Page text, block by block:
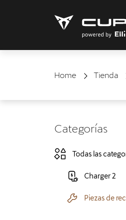
Home Tienda
Categorías
Todas las
Charger 2
Piezas de